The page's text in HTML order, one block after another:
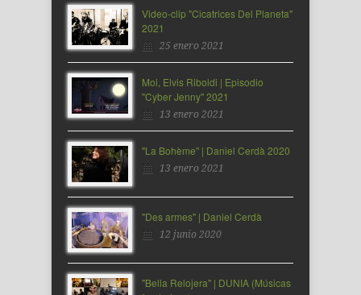
Video-clip "Cicatrices Del Planeta"
2021
25 enero 2021
Moi, Elvis Riboldi | Episodio
"Cyber Jenny" 2021
13 enero 2021
"La Bohème" | Daniel Cerdà 2020
13 enero 2021
"Des armes" | Daniel Cerdà
12 junio 2020
"Bella Relojera" | DUNIA (Músicas